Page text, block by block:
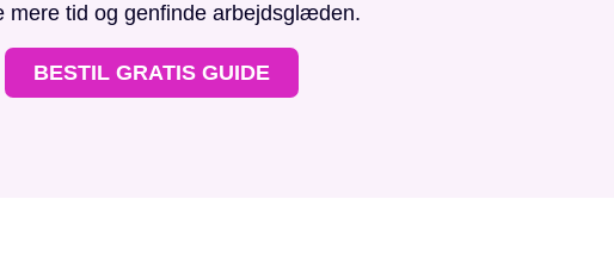
mere tid og genfinde arbejdsglæden.
BESTIL GRATIS GUIDE